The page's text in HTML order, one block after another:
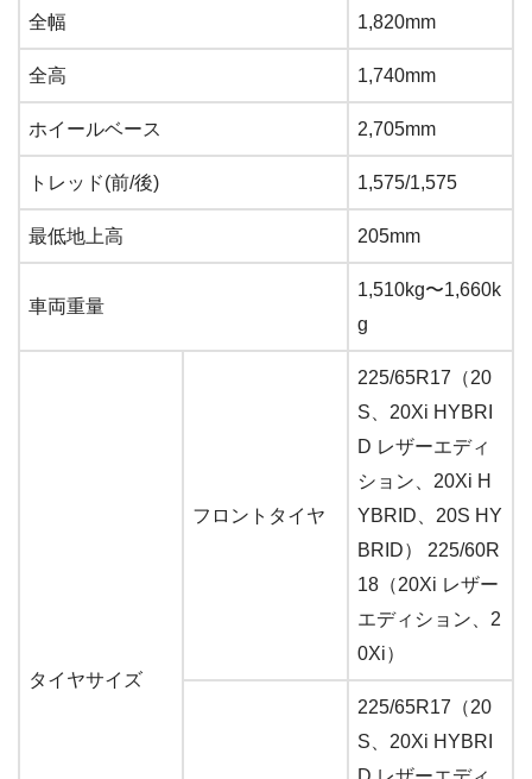
全幅 1,820mm
全高 1,740mm
ホイールベース 2,705mm
トレッド(前/後) 1,575/1,575
最低地上高 205mm
車両重量
1,510kg〜1,660k
g
タイヤサイズ
フロントタイヤ
225/65R17（20
S、20Xi HYBRI
D レザーエディ
ション、20Xi H
YBRID、20S HY
BRID） 225/60R
18（20Xi レザー
エディション、2
0Xi）
225/65R17（20
S、20Xi HYBRI